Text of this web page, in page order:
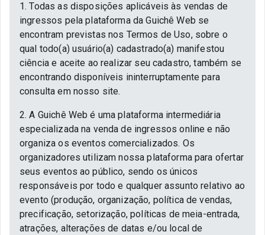
1. Todas as disposições aplicáveis às vendas de
ingressos pela plataforma da Guichê Web se
encontram previstas nos Termos de Uso, sobre o
qual todo(a) usuário(a) cadastrado(a) manifestou
ciência e aceite ao realizar seu cadastro, também se
encontrando disponíveis ininterruptamente para
consulta em nosso site.
2. A Guichê Web é uma plataforma intermediária
especializada na venda de ingressos online e não
organiza os eventos comercializados. Os
organizadores utilizam nossa plataforma para ofertar
seus eventos ao público, sendo os únicos
responsáveis por todo e qualquer assunto relativo ao
evento (produção, organização, política de vendas,
precificação, setorização, políticas de meia-entrada,
atrações, alterações de datas e/ou local de